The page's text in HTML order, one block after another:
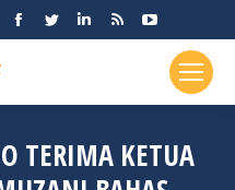
Facebook
in
window
Twitter
in
window
Linkedin
in
window
Rss
opens
in
window
YouTube
page
opens
in
window
TERIMA KETUA